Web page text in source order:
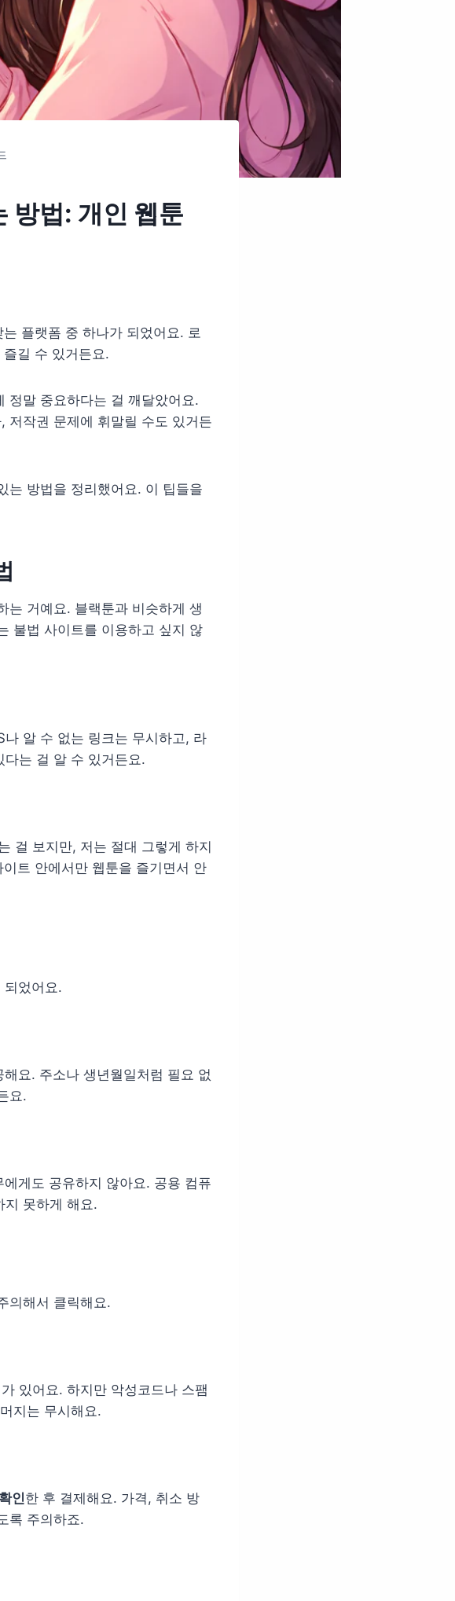
방법: 개인 웹툰
플랫폼 중 하나가 되었어요. 로
길 수 있거든요.
정말 중요하다는 걸 깨달았어요.
저작권 문제에 휘말릴 수도 있거든
는 방법을 정리했어요. 이 팁들을
는 거예요. 블랙툰과 비슷하게 생
불법 사이트를 이용하고 싶지 않
나 알 수 없는 링크는 무시하고, 라
는 걸 알 수 있거든요.
걸 보지만, 저는 절대 그렇게 하지
트 안에서만 웹툰을 즐기면서 안
되었어요.
해요. 주소나 생년월일처럼 필요 없
요.
게도 공유하지 않아요. 공용 컴퓨
지 못하게 해요.
의해서 클릭해요.
있어요. 하지만 악성코드나 스팸
지는 무시해요.
인한 후 결제해요. 가격, 취소 방
록 주의하죠.